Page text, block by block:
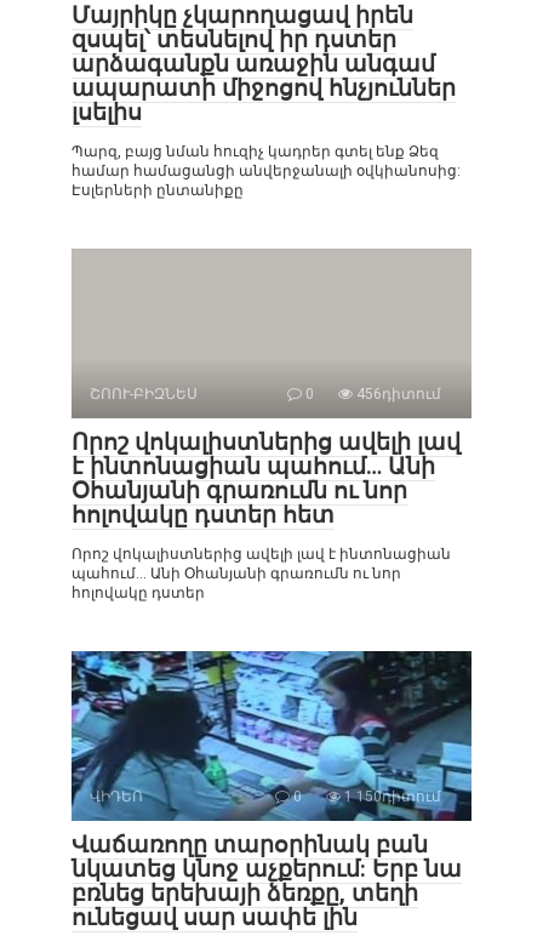
Մայրիկը չկարողացավ իրեն
զսպել՝ տեսնելով իր դստեր
արձագանքն առաջին անգամ
ապարատի միջոցով հնչյուններ
լսելիս
Պարզ, բայց նման հուզիչ կադրեր գտել ենք Ձեզ
համար համացանցի անվերջանալի օվկիանոսից:
Էսլերների ընտանիքը
ՇՈՈՒ-ԲԻԶՆԵՍ 0 456դիտում
Որոշ վոկալիստներից ավելի լավ
է ինտոնացիան պահում… Անի
Օհանյանի գրառումն ու նոր
հոլովակը դստեր հետ
Որոշ վոկալիստներից ավելի լավ է ինտոնացիան
պահում… Անի Օհանյանի գրառումն ու նոր
հոլովակը դստեր
ՎԻԴԵՈ 0 1 150դիտում
Վաճառողը տարօրինակ բան
նկատեց կնոջ աչքերում: Երբ նա
բռնեց երեխայի ձեռքը, տեղի
ունեցավ սար սափե լին